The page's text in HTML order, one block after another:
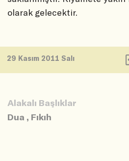
olarak gelecektir.
29 Kasım 2011 Salı
Alakalı Başlıklar
Dua , Fıkıh